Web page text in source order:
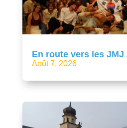
En route vers les JMJ
Août 7, 2026